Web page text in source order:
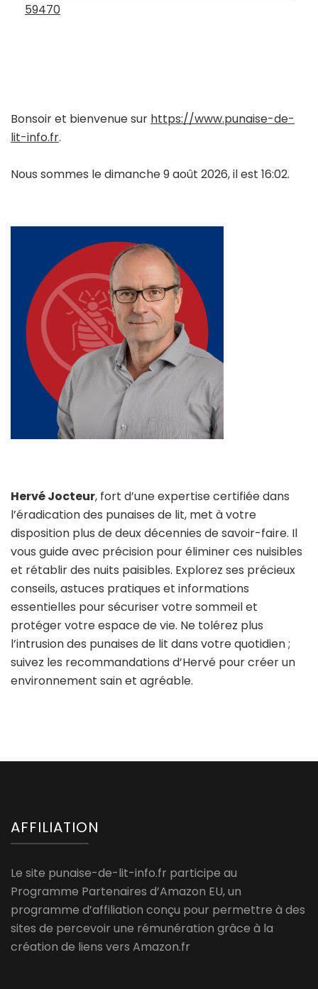
59470
Bonsoir et bienvenue sur https://www.punaise-de-
lit-info.fr.
Nous sommes le dimanche 9 août 2026, il est 16:02.
Hervé Jocteur, fort d’une expertise certifiée dans
l’éradication des punaises de lit, met à votre
disposition plus de deux décennies de savoir-faire. Il
vous guide avec précision pour éliminer ces nuisibles
et rétablir des nuits paisibles. Explorez ses précieux
conseils, astuces pratiques et informations
essentielles pour sécuriser votre sommeil et
protéger votre espace de vie. Ne tolérez plus
l’intrusion des punaises de lit dans votre quotidien ;
suivez les recommandations d’Hervé pour créer un
environnement sain et agréable.
AFFILIATION
Le site punaise-de-lit-info.fr participe au
Programme Partenaires d’Amazon EU, un
programme d’affiliation conçu pour permettre à des
sites de percevoir une rémunération grâce à la
création de liens vers Amazon.fr